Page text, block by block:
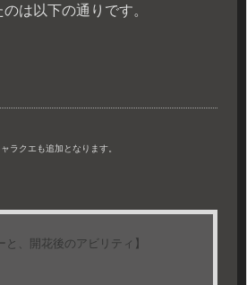
は以下の通りです。
ラクエも追加となります。
と、開花後のアビリティ】